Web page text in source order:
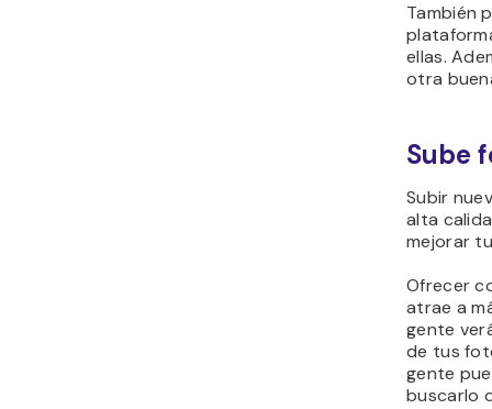
También
ellas.
otra
Sube
Subir
alta
mejorar
Ofrecer
atrae a
gente
de tus
gente
buscarlo